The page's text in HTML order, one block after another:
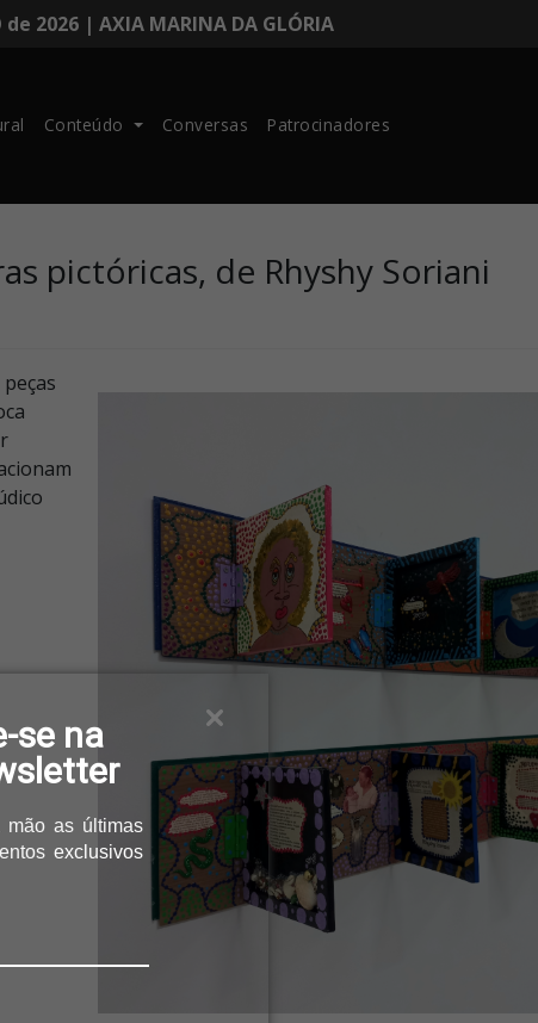
se na
mão as últimas
exclusivos
2026 | AXIA MARINA DA GLÓRIA
Conteúdo Conversas Patrocinadores
pictóricas, de Rhyshy Soriani